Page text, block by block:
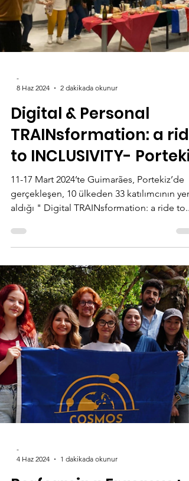
-
Digital & Personal
TRAINsformation: a ride
to INCLUSIVITY- Portekiz
11-17 Mart 2024’te Guimarães, Portekiz’de
gerçekleşen, 10 ülkeden 33 katılımcının yer
aldığı " Digital TRAINsformation: a ride to...